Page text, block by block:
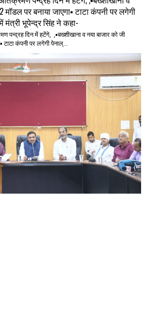
मॉडल पर बनाया जाएगा▪️ टाटा कंपनी पर लगेगी
मंत्री भूपेन्द्र सिंह ने कहा-
पन्द्रह दिन में हटेंगे, ,▪️बख्शीखाना व नया बाजार को जी
टाटा कंपनी पर लगेगी पेनाल्...